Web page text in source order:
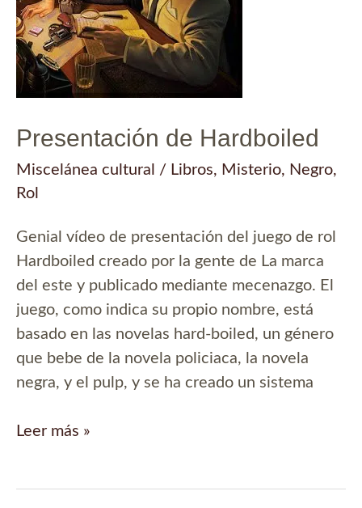
Presentación de Hardboiled
Miscelánea cultural / Libros, Misterio, Negro,
Rol
Genial vídeo de presentación del juego de rol
Hardboiled creado por la gente de La marca
del este y publicado mediante mecenazgo. El
juego, como indica su propio nombre, está
basado en las novelas hard-boiled, un género
que bebe de la novela policiaca, la novela
negra, y el pulp, y se ha creado un sistema
Presentación
Leer más »